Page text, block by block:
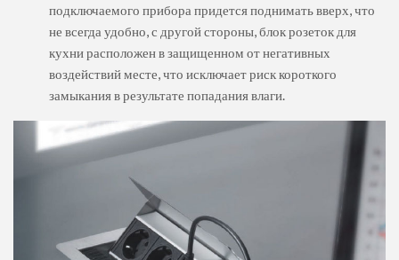
подключаемого прибора придется поднимать вверх, что
не всегда удобно, с другой стороны, блок розеток для
кухни расположен в защищенном от негативных
воздействий месте, что исключает риск короткого
замыкания в результате попадания влаги.